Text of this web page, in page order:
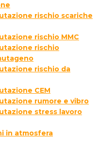
rischio scariche
rischio MMC
rischio
rischio da
CEM
rumore e vibro
stress lavoro
in atmosfera